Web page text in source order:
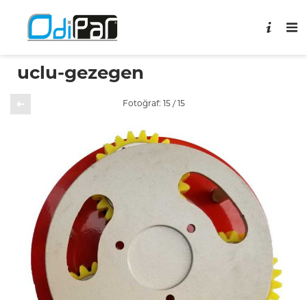
uclu-gezegen
Fotoğraf: 15 / 15